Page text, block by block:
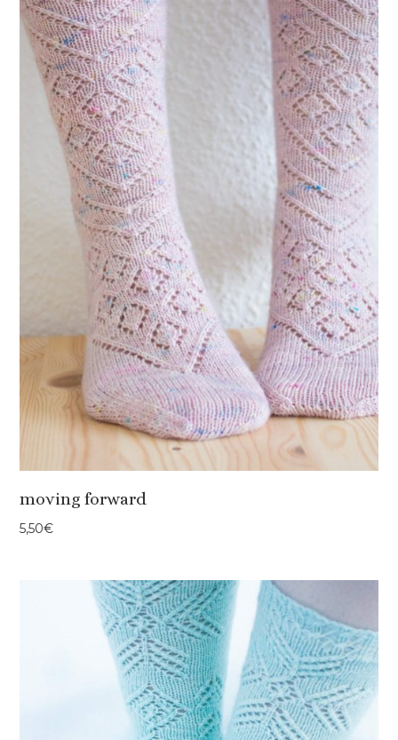
moving forward
5,50€